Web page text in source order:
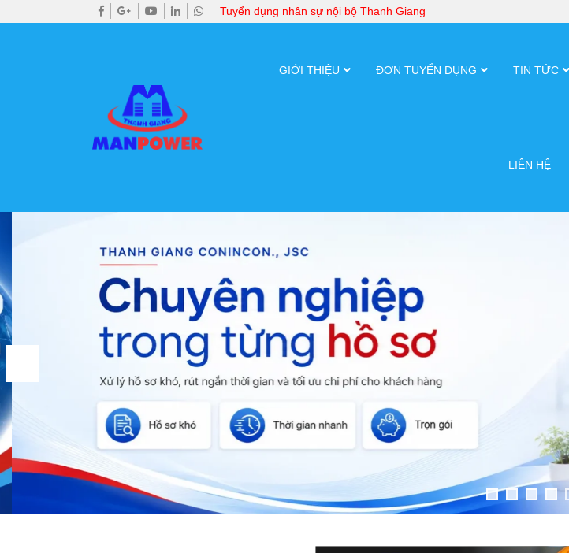
Tuyển dụng nhân sự nội bộ Thanh Giang
GIỚI THIỆU ĐƠN TUYỂN DỤNG TIN TỨC
LIÊN HỆ